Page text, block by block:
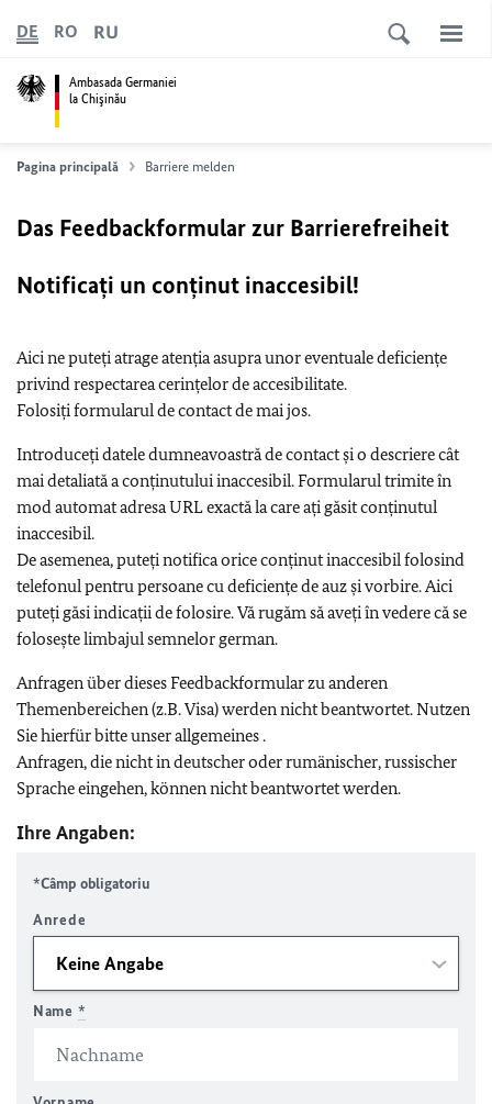
Ambasada Germaniei
la Chişinău
DE RO RU
Pagina principală Barriere melden
Das Feedbackformular zur Barrierefreiheit
Notificați un conținut inaccesibil!
Aici ne puteți atrage atenția asupra unor eventuale deficiențe
privind respectarea cerințelor de accesibilitate.
Folosiți formularul de contact de mai jos.
Introduceți datele dumneavoastră de contact și o descriere cât
mai detaliată a conținutului inaccesibil. Formularul trimite în
mod automat adresa URL exactă la care ați găsit conținutul
inaccesibil.
De asemenea, puteți notifica orice conținut inaccesibil folosind
telefonul pentru persoane cu deficiențe de auz și vorbire. Aici
puteți găsi indicații de folosire. Vă rugăm să aveți în vedere că se
folosește limbajul semnelor german.
Anfragen über dieses Feedbackformular zu anderen
Themenbereichen (z.B. Visa) werden nicht beantwortet. Nutzen
Sie hierfür bitte unser allgemeines .
Anfragen, die nicht in deutscher oder rumänischer, russischer
Sprache eingehen, können nicht beantwortet werden.
Ihre Angaben:
*Câmp obligatoriu
Anrede
Name *